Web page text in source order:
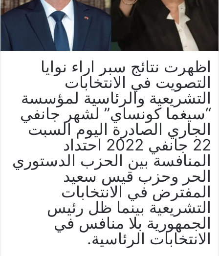
اظهرت نتائج سبر اراء نوايا
التصويت في الانتخابات
التشريعية والرئاسية لمؤسسة
“سيغما كونساي” لشهر جانفي
الجاري الصادرة اليوم السبت
22 جانفي 2022 احتداد
المنافسة بين الحزب الدستوري
الحر وحزب قيس سعيد
المفترض في الانتخابات
التشريعية بينما ظل رئيس
الجمهورية بلا منافس في
الانتخابات الرئاسية.